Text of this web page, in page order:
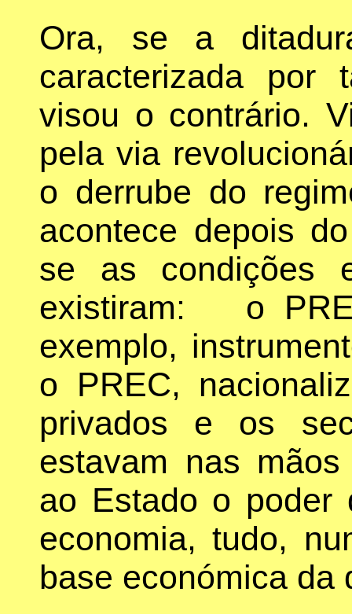
Ora, se a
caracterizada por
visou o contrário.
pela via
o derrube do
acontece depois
se as condições
existiram: o
exemplo,
o PREC,
privados e os
estavam nas
ao Estado o poder
economia, tudo,
base económica da